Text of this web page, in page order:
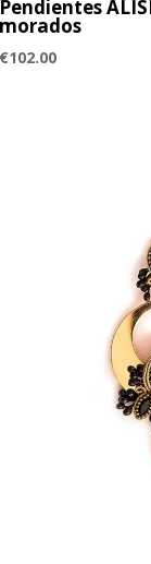
Pendientes
morados
€102.00